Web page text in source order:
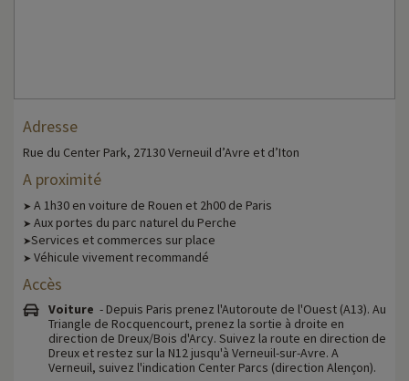
Adresse
Rue du Center Park, 27130 Verneuil d’Avre et d’Iton
A proximité
➤ A 1h30 en voiture de Rouen et 2h00 de Paris
➤ Aux portes du parc naturel du Perche
➤Services et commerces sur place
➤ Véhicule vivement recommandé
Accès
Voiture - Depuis Paris prenez l'Autoroute de l'Ouest (A13). Au
Triangle de Rocquencourt, prenez la sortie à droite en
direction de Dreux/Bois d'Arcy. Suivez la route en direction de
Dreux et restez sur la N12 jusqu'à Verneuil-sur-Avre. A
Verneuil, suivez l'indication Center Parcs (direction Alençon).